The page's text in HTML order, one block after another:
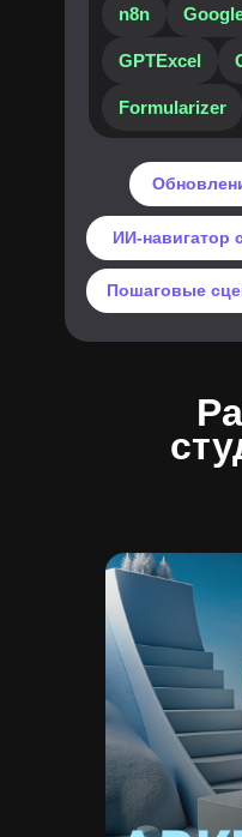
n8n
GPTExcel
Formularizer
ИИ-навигатор
Пошаговые